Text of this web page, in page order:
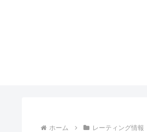
ホーム レーティング情報